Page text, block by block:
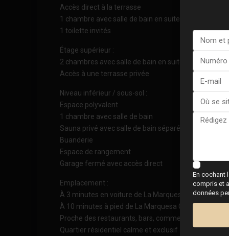
Accès direct à la terrasse
1 chambre avec salle de bain en suite
1 toilette invités
Étage supérieur :
2 chambres avec salle de bain en suite
Accès à une terrasse privée
Niveau inférieur / sous-sol :
Espace polyvalent
1 chambre avec salle de bain
Sauna privé avec salle de bain séparée
Buanderie
Espace de rangement
Garage fermé avec accès direct
Emplacement :
À 3 minutes en voiture de La Marquesa Golf
À 10 minutes à pied de La Marquesa Golf
Proche des restaurants, bars, commerces et
Quartier résidentiel calme et exclusif
En cochant
compris et
données